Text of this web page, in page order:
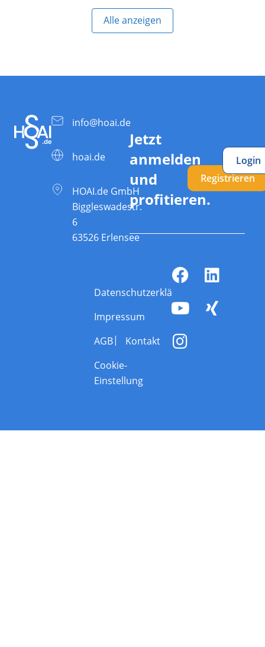
Alle anzeigen
info@hoai.de
hoai.de
HOAI.de GmbH
Biggleswadestr.
6
63526 Erlensee
Jetzt
anmelden
und
profitieren.
Registrieren
Login
Datenschutzerklärung
Impressum
AGB
Kontakt
Cookie-
Einstellung